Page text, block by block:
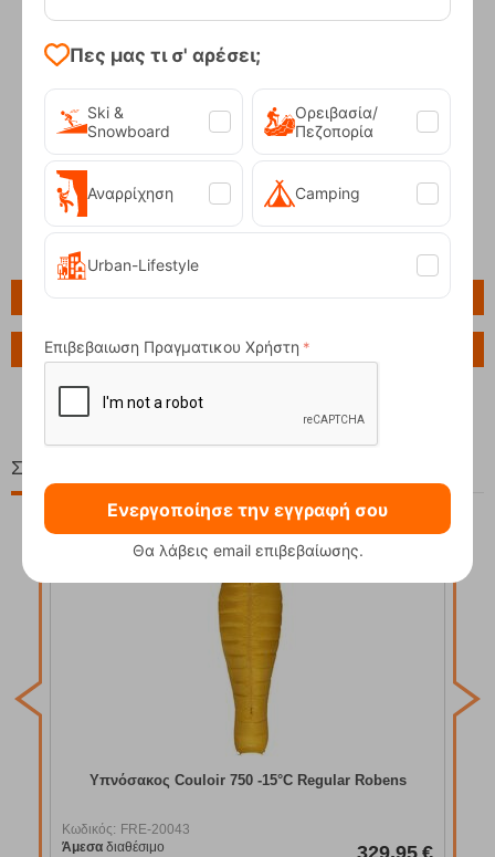
Πληροφορίες
Ερώτηση για το προϊόν
Σχετικά Προϊόντα
Υπνόσακος Couloir 750 -15°C Regular Robens
Κωδικός: FRE-20043
Άμεσα διαθέσιμο
Πες μας τι σ' αρέσει;
Ski &
Snowboard
Ορειβασία/
Πεζοπορία
Αναρρίχηση Camping
Urban-Lifestyle
Επιβεβαιωση Πραγματικου Χρήστη
Ενεργοποίησε την εγγραφή σου
Θα λάβεις email επιβεβαίωσης.